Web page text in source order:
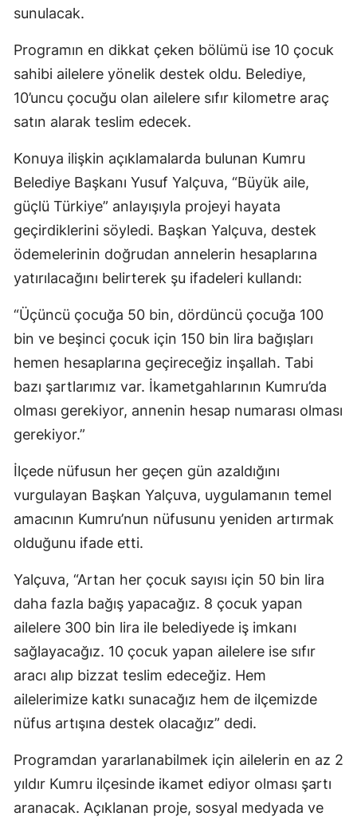
sunulacak.
Programın en dikkat çeken bölümü ise 10 çocuk
sahibi ailelere yönelik destek oldu. Belediye,
10’uncu çocuğu olan ailelere sıfır kilometre araç
satın alarak teslim edecek.
Konuya ilişkin açıklamalarda bulunan Kumru
Belediye Başkanı Yusuf Yalçuva, “Büyük aile,
güçlü Türkiye” anlayışıyla projeyi hayata
geçirdiklerini söyledi. Başkan Yalçuva, destek
ödemelerinin doğrudan annelerin hesaplarına
yatırılacağını belirterek şu ifadeleri kullandı:
“Üçüncü çocuğa 50 bin, dördüncü çocuğa 100
bin ve beşinci çocuk için 150 bin lira bağışları
hemen hesaplarına geçireceğiz inşallah. Tabi
bazı şartlarımız var. İkametgahlarının Kumru’da
olması gerekiyor, annenin hesap numarası olması
gerekiyor.”
İlçede nüfusun her geçen gün azaldığını
vurgulayan Başkan Yalçuva, uygulamanın temel
amacının Kumru’nun nüfusunu yeniden artırmak
olduğunu ifade etti.
Yalçuva, “Artan her çocuk sayısı için 50 bin lira
daha fazla bağış yapacağız. 8 çocuk yapan
ailelere 300 bin lira ile belediyede iş imkanı
sağlayacağız. 10 çocuk yapan ailelere ise sıfır
aracı alıp bizzat teslim edeceğiz. Hem
ailelerimize katkı sunacağız hem de ilçemizde
nüfus artışına destek olacağız” dedi.
Programdan yararlanabilmek için ailelerin en az 2
yıldır Kumru ilçesinde ikamet ediyor olması şartı
aranacak. Açıklanan proje, sosyal medyada ve